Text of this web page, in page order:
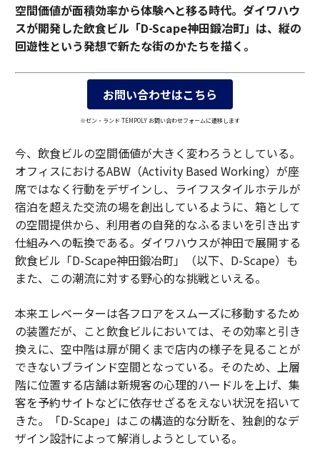
空間価値が面積効率から体験へと移る時代。ダイワハウ
スが開発した飲食ビル「D-Scape神田鍛冶町」は、縦の
回遊性という発想で新たな街のかたちを描く。
お問い合わせはこちら
※ゼン・ランド TEMPOLY お問い合わせフォームに遷移します
今、飲食ビルの空間価値が大きく変わろうとしている。
オフィスにおけるABW（Activity Based Working）が座
席ではなく行動をデザインし、ライフスタイルホテルが
宿泊を超えた交流の場を創出しているように、箱として
の空間提供から、利用者の自発的なふるまいを引き出す
仕組みへの転換である。ダイワハウスが神田で展開する
飲食ビル「D-Scape神田鍛冶町」（以下、D-Scape）も
また、この潮流に対する野心的な挑戦といえる。
本来エレベーターは各フロアをスムーズに移動するため
の装置だが、こと飲食ビルにおいては、その効率と引き
換えに、空中階は扉が開くまで店内の様子を見ることが
できないブラインド空間となっている。そのため、上層
階に位置する店舗は新規客の心理的ハードルを上げ、集
客を予約サイトなどに依存せざるをえない状況を招いて
きた。「D-Scape」はこの構造的な分断を、独創的なデ
ザイン設計によって解消しようとしている。